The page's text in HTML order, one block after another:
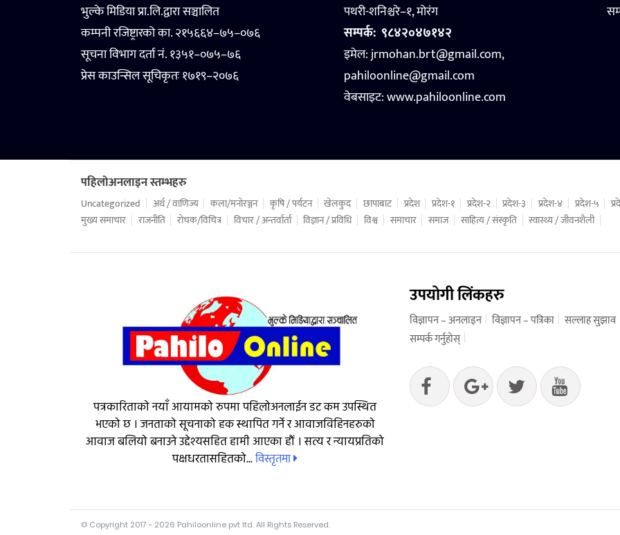
भुल्के मिडिया प्रा.लि.द्वारा सञ्चालित
कम्पनी रजिष्ट्रारको का. २१५६६४–७५–०७६
सूचना विभाग दर्ता नं. १३५१–०७५–७६
प्रेस काउन्सिल सूचिकृतः १७१९–२०७६
पथरी-शनिश्चरे–१, मोरंग
सम्पर्क: ९८४२०४७१४२
इमेल: jrmohan.brt@gmail.com,
pahiloonline@gmail.com
वेबसाइट:www.pahiloonline.com
पहिलोअनलाइन स्तम्भहरु
Uncategorized अर्थ / वाणिज्य कला/मनोरञ्जन कृषि / पर्यटन खेलकुद छापाबाट प्रदेश प्रदेश-१ प्रदेश-२ प्रदेश-३ प्रदेश-४ प्रदेश-५
मुख्य समाचार
राजनीति रोचक/विचित्र विचार / अन्तर्वार्ता विज्ञान / प्रविधि विश्व समाचार समाज साहित्य / संस्कृति स्वास्थ्य / जीवनशैली
पत्रकारिताको नयाँ आयामको रुपमा पहिलोअनलाईन डट कम उपस्थित
भएको छ । जनताको सूचनाको हक स्थापित गर्ने र आवाजविहिनहरुको
आवाज बलियो बनाउने उद्देश्यसहित हामी आएका हौं । सत्य र न्यायप्रतिको
पक्षधरतासहितको...विस्तृतमा
उपयोगी लिंकहरु
विज्ञापन – अनलाइन विज्ञापन – पत्रिका सल्लाह सुझाव
सम्पर्क गर्नुहोस्
© Copyright 2017 - 2026 Pahiloonline pvt ltd. All Rights Reserved.